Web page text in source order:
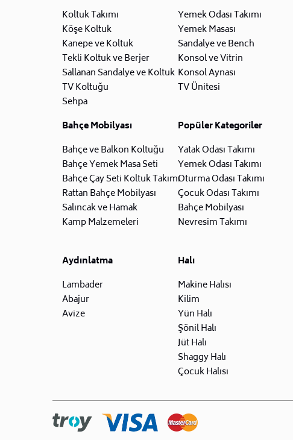
Koltuk Takımı
Köşe Koltuk
Kanepe ve Koltuk
Tekli Koltuk ve Berjer
Sallanan Sandalye ve Koltuk
TV Koltuğu
Sehpa
Yemek Odası Takımı
Yemek Masası
Sandalye ve Bench
Konsol ve Vitrin
Konsol Aynası
TV Ünitesi
Bahçe Mobilyası
Bahçe ve Balkon Koltuğu
Bahçe Yemek Masa Seti
Bahçe Çay Seti Koltuk Takımı
Rattan Bahçe Mobilyası
Salıncak ve Hamak
Kamp Malzemeleri
Popüler Kategoriler
Yatak Odası Takımı
Yemek Odası Takımı
Oturma Odası Takımı
Çocuk Odası Takımı
Bahçe Mobilyası
Nevresim Takımı
Aydınlatma
Lambader
Abajur
Avize
Halı
Makine Halısı
Kilim
Yün Halı
Şönil Halı
Jüt Halı
Shaggy Halı
Çocuk Halısı